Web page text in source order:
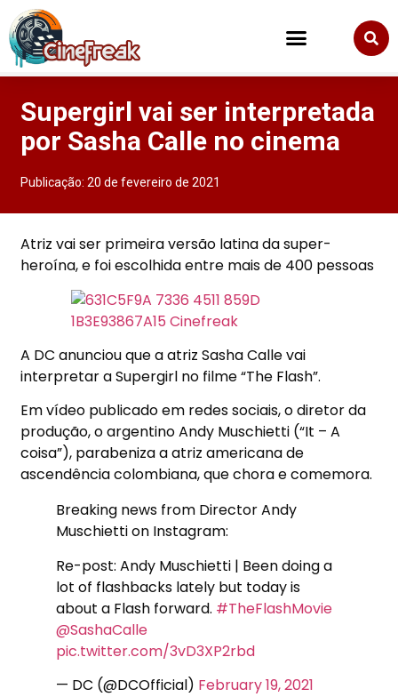
Supergirl vai ser interpretada
por Sasha Calle no cinema
Publicação:20 de fevereiro de 2021
Atriz vai ser primeira versão latina da super-
heroína, e foi escolhida entre mais de 400 pessoas
A DC anunciou que a atriz Sasha Calle vai
interpretar a Supergirl no filme “The Flash”.
Em vídeo publicado em redes sociais, o diretor da
produção, o argentino Andy Muschietti (“It – A
coisa”), parabeniza a atriz americana de
ascendência colombiana, que chora e comemora.
Breaking news from Director Andy
Muschietti on Instagram:
Re-post: Andy Muschietti | Been doing a
lot of flashbacks lately but today is
about a Flash forward. #TheFlashMovie
@SashaCalle
pic.twitter.com/3vD3XP2rbd
— DC (@DCOfficial) February 19, 2021